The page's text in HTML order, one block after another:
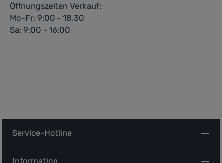
Öffnungszeiten Verkauf:
Mo-Fr: 9:00 - 18.30
Sa: 9:00 - 16:00
Service-Hotline
Information